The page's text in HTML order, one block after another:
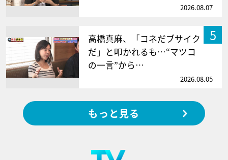
2026.08.07
5
高橋真麻、「コネだブサイク
だ」と叩かれるも…“マツコ
の一言”から…
2026.08.05
もっと見る